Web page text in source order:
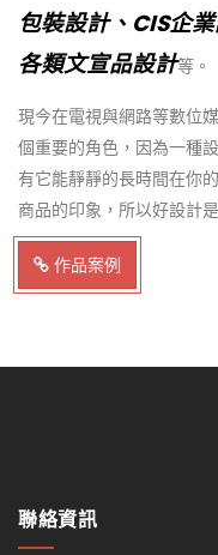
包裝設計、CIS企
各類文宣品設計等。
現今在電視與網路等數位
個重要的角色，因為一種
有它能靜靜的長時間在你
商品的印象，所以好設計
作品案例
聯絡資訊